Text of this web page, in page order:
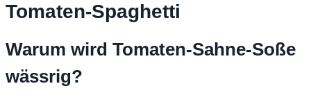
Tomaten-Spaghetti
Warum wird Tomaten-Sahne-Soße
wässrig?